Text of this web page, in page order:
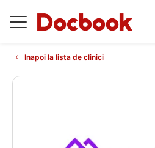
Inapoi la lista de clinici